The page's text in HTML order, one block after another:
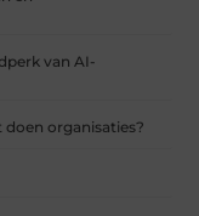
van AI-
doen organisaties?